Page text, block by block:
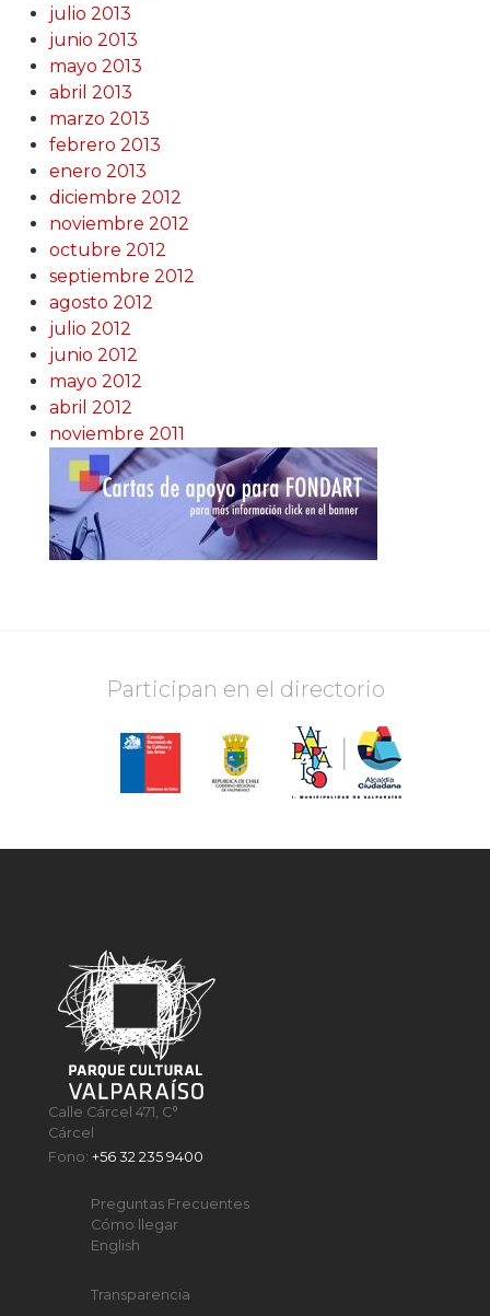
julio 2013
junio 2013
mayo 2013
abril 2013
marzo 2013
febrero 2013
enero 2013
diciembre 2012
noviembre 2012
octubre 2012
septiembre 2012
agosto 2012
julio 2012
junio 2012
mayo 2012
abril 2012
noviembre 2011
Participan en el directorio
Calle Cárcel 471, C°
Cárcel
Fono:+56 32 235 9400
Preguntas Frecuentes
Cómo llegar
English
Transparencia